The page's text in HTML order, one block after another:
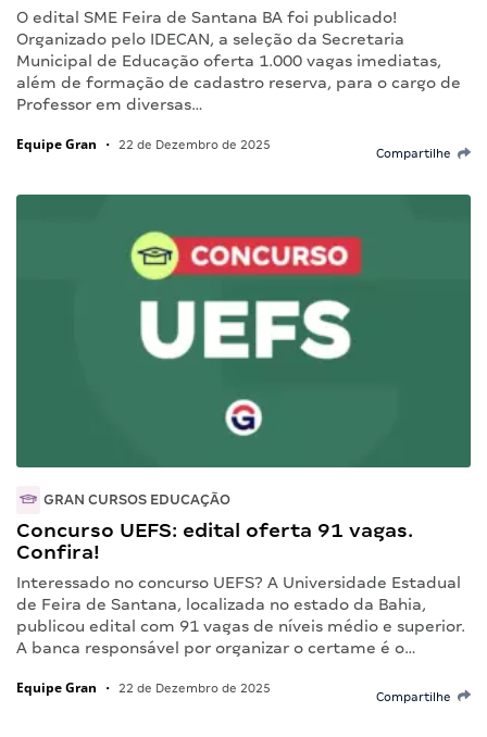
O edital SME Feira de Santana BA foi publicado!
Organizado pelo IDECAN, a seleção da Secretaria
Municipal de Educação oferta 1.000 vagas imediatas,
além de formação de cadastro reserva, para o cargo de
Professor em diversas…
Equipe Gran • 22 de Dezembro de 2025
Compartilhe
GRAN CURSOS EDUCAÇÃO
Concurso UEFS: edital oferta 91 vagas.
Confira!
Interessado no concurso UEFS? A Universidade Estadual
de Feira de Santana, localizada no estado da Bahia,
publicou edital com 91 vagas de níveis médio e superior.
A banca responsável por organizar o certame é o…
Equipe Gran • 22 de Dezembro de 2025
Compartilhe